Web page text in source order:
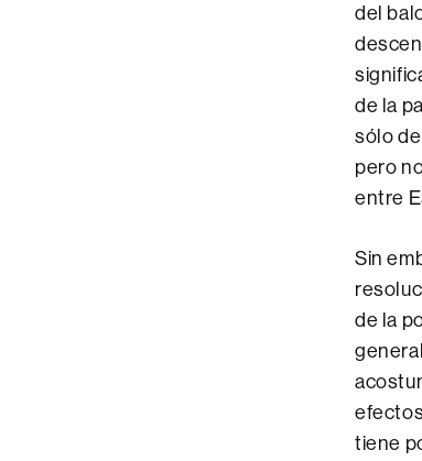
del
de la
sólo
pero
entre
Sin
de la
tiene